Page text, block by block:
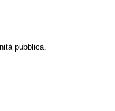
pubblica.